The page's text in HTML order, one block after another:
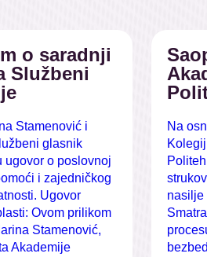
o saradnji
Službeni
Stamenović i
glasnik
ugovor o poslovnoj
i zajedničkog
Ugovor
Ovom prilikom
Stamenović,
Akademije
Na
nasilje